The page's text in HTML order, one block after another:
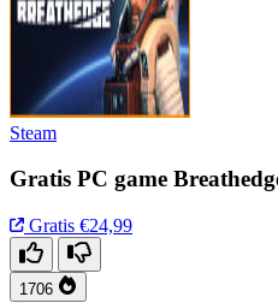
Steam
Gratis PC game
Gratis €24,99
1706